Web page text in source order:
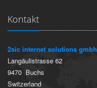
Kontakt
2sic internet solutions gmbh
Langäulistrasse 62
9470 Buchs
Switzerland